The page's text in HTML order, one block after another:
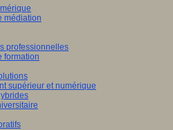
médiation
professionnelles
formation
supérieur et numérique